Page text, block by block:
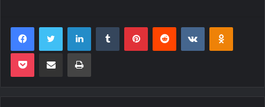
FacebookTwitter LinkedinTumblr PinterestReddit VK OK
Pocket Compartilhar via e-mail Imprimir